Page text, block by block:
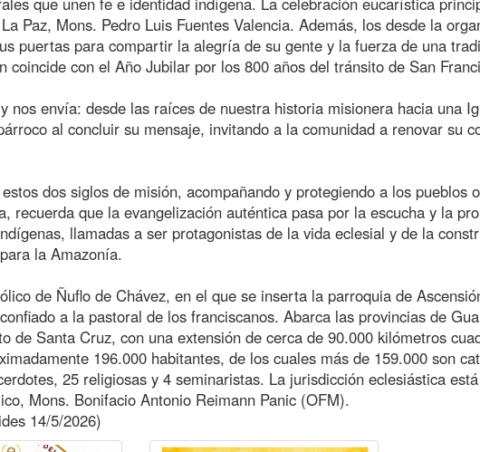
Paz, Mons. Pedro Luis Fuentes Valencia. Además, los desde la
puertas para compartir la alegría de su gente y la fuerza de una
coincide con el Año Jubilar por los 800 años del tránsito de San
nos envía: desde las raíces de nuestra historia misionera hacia una
al concluir su mensaje, invitando a la comunidad a renovar su
dos siglos de misión, acompañando y protegiendo a los pueblos
recuerda que la evangelización auténtica pasa por la escucha y la
llamadas a ser protagonistas de la vida eclesial y de la
la Amazonía.
de Ñuflo de Chávez, en el que se inserta la parroquia de
a la pastoral de los franciscanos. Abarca las provincias de
de Santa Cruz, con una extensión de cerca de 90.000 kilómetros
196.000 habitantes, de los cuales más de 159.000 son
25 religiosas y 4 seminaristas. La jurisdicción eclesiástica
Mons. Bonifacio Antonio Reimann Panic (OFM).
14/5/2026)